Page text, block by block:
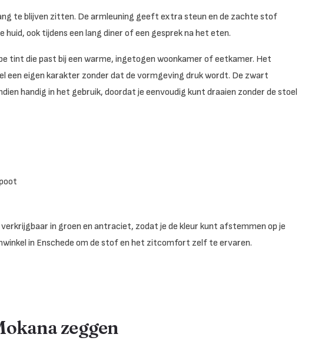
te blijven zitten. De armleuning geeft extra steun en de zachte stof
ook tijdens een lang diner of een gesprek na het eten.
tint die past bij een warme, ingetogen woonkamer of eetkamer. Het
een eigen karakter zonder dat de vormgeving druk wordt. De zwart
handig in het gebruik, doordat je eenvoudig kunt draaien zonder de stoel
in groen en antraciet, zodat je de kleur kunt afstemmen op je
in Enschede om de stof en het zitcomfort zelf te ervaren.
zeggen